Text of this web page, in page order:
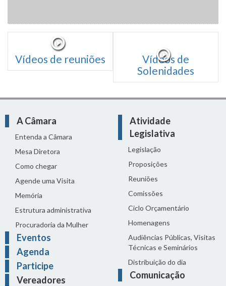
Vídeos de reuniões
Vídeos de
Solenidades
A Câmara
Entenda a Câmara
Mesa Diretora
Como chegar
Agende uma Visita
Memória
Estrutura administrativa
Procuradoria da Mulher
Eventos
Agenda
Participe
Vereadores
Atividade
Legislativa
Legislação
Proposições
Reuniões
Comissões
Ciclo Orçamentário
Homenagens
Audiências Públicas, Visitas
Técnicas e Seminários
Distribuição do dia
Comunicação